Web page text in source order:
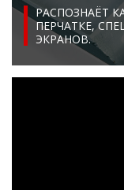
РАСПОЗНАЁТ
ПЕРЧАТКЕ,
ЭКРАНОВ.